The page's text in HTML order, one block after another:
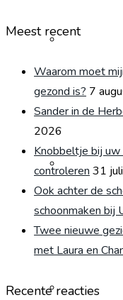
Dierenarts in
Rondleiding
Reviews
Meest recent
Waarom moet
gezond is? 7
Sander in de
2026
Knobbeltje bij
controleren 31
Ook achter de
schoonmaken bij
Twee nieuwe
met Laura en
Recente reacties